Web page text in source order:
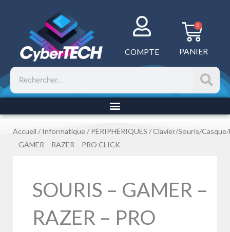
COMPTE
0
PANIER
Rechercher
Accueil /Informatique / PÉRIPHÉRIQUES /Clavier/Souris/
– GAMER – RAZER – PRO CLICK
SOURIS – GAMER –
RAZER – PRO